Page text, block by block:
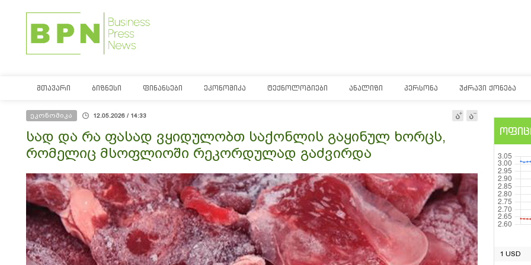
ᲛᲗᲐᲕᲐᲠᲘ ᲑᲘᲖᲜᲔᲡᲘ ᲤᲘᲜᲐᲜᲡᲔᲑᲘ ᲔᲙᲝᲜᲝᲛᲘᲙᲐ ᲢᲔᲥᲜᲝᲚᲝᲒᲘᲔᲑᲘ ᲐᲜᲐᲚᲘᲖᲘ ᲞᲔᲠᲡᲝᲜᲐ ᲣᲫᲠᲐᲕᲘ ᲥᲝᲜᲔᲑᲐ
ეკონომიკა 12.05.2026 / 14:33
სად და რა ფასად ვყიდულობთ საქონლის გაყინულ ხორცს,
რომელიც მსოფლიოში რეკორდულად გაძვირდა
1 USD